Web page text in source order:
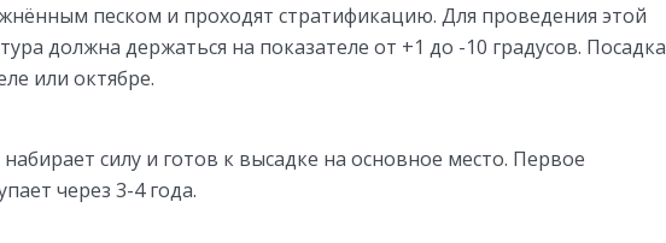
песком и проходят стратификацию. Для проведения этой
должна держаться на показателе от +1 до -10 градусов. Посадка
или октябре.
силу и готов к высадке на основное место. Первое
через 3-4 года.